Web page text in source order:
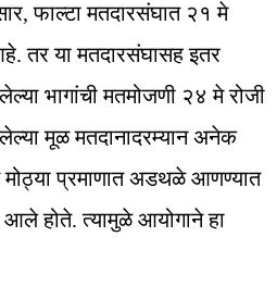
फाल्टा मतदारसंघात २१ मे
तर या मतदारसंघासह इतर
भागांची मतमोजणी २४ मे रोजी
मूळ मतदानादरम्यान अनेक
प्रमाणात अडथळे आणण्यात
होते. त्यामुळे आयोगाने हा